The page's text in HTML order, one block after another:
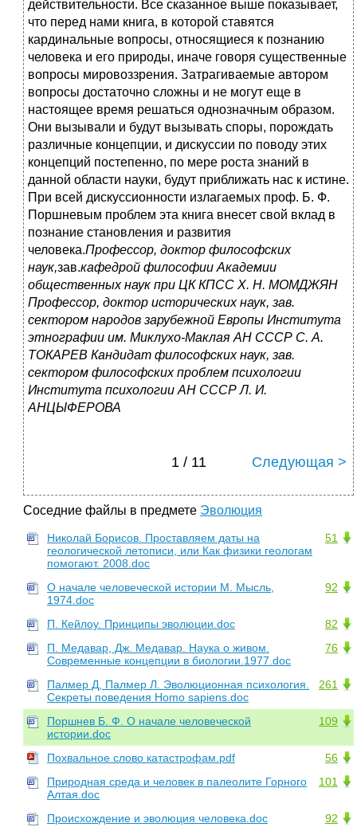
Профессор, доктор философских
наук,зав.кафедрой философии Академии
общественных наук при ЦК КПСС X. Н. МОМДЖЯН
Профессор, доктор исторических наук, зав.
сектором народов зарубежной Европы Института
этнографии им. Миклухо-Маклая АН СССР С. А.
ТОКАРЕВ Кандидат философских наук, зав.
сектором философских проблем психологии
Института психологии АН СССР Л. И.
АНЦЫФЕРОВА
1 / 11 Следующая >
Соседние файлы в предмете Эволюция
51
Николай Борисов. Проставляем даты на
геологической летописи, или Как физики геологам
помогают. 2008.doc
92
О начале человеческой истории М. Мысль,
1974.doc
82
П. Кейлоу. Принципы эволюции.doc
76
П. Медавар, Дж. Медавар. Наука о живом.
Современные концепции в биологии.1977.doc
261
Палмер Д, Палмер Л. Эволюционная психология.
Секреты поведения Homo sapiens.doc
109
Поршнев Б. Ф. О начале человеческой
истории.doc
56
Похвальное слово катастрофам.pdf
101
Природная среда и человек в палеолите Горного
Алтая.doc
92
Происхождение и эволюция человека.doc